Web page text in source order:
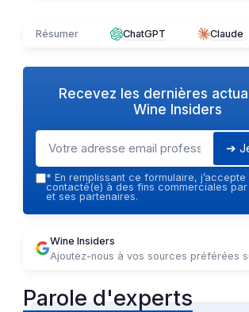
Résumer ChatGPT Claude
Recevez les dernières
Wine Insiders
➔
* En remplissant ce formulaire, j’accepte
contacté(e) à des fins commerciales par
et ses partenaires.
Wine Insiders
Ajoutez-nous à vos sources préférées
Parole d'experts